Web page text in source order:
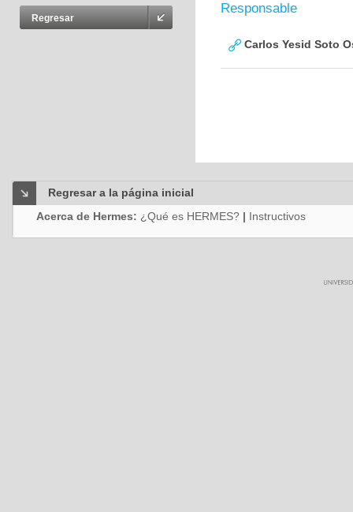
Regresar
Responsable
Carlos Yesid Soto
Regresar a la página inicial
Acerca de Hermes: ¿Qué es HERMES? | Instructivos